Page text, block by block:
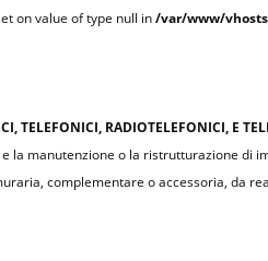
on value of type null in/var/www/
TELEFONICI, RADIOTELEFONICI, E
la manutenzione o la ristrutturazione di
complementare o accessoria, da